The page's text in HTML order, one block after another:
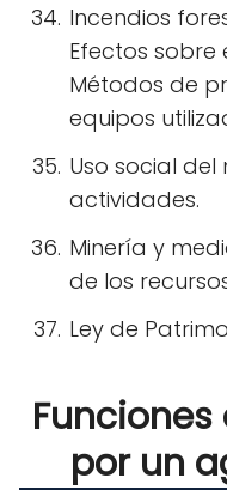
Incendios
Efectos sobre
Métodos de
equipos
Uso social del
actividades.
Minería y
de los
Ley de
por un